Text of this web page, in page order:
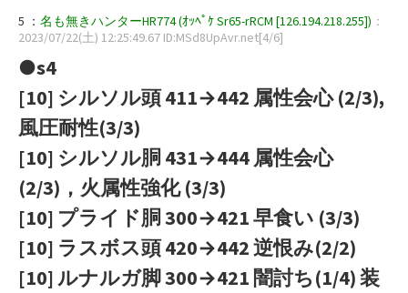
5 ： 名も無きハンターHR774 (ｵｯﾍﾟｹ Sr65-rRCM [126.194.218.255]) ：
2023/07/22(土) 12:25:49.67 ID:MSd8UpAvr.net[4/6]
●s4
[10] シルソル頭 411→442 属性会心 (2/3),
風圧耐性(3/3)
[10] シルソル胴 431→444 属性会心
(2/3)，火属性強化 (3/3)
[10] プライド胴 300→421 早食い (3/3)
[10] ラスボス頭 420→442 逆恨み(2/2)
[10] ルナルガ脚 300→421 闇討ち(1/4) 装